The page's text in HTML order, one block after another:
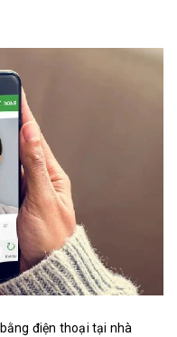
điện thoại​ tại nhà